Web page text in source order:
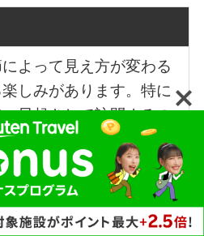
よって見え方が変わる
しみがあります。特に
早起きして訪問するの
た大楠を被写体にするか